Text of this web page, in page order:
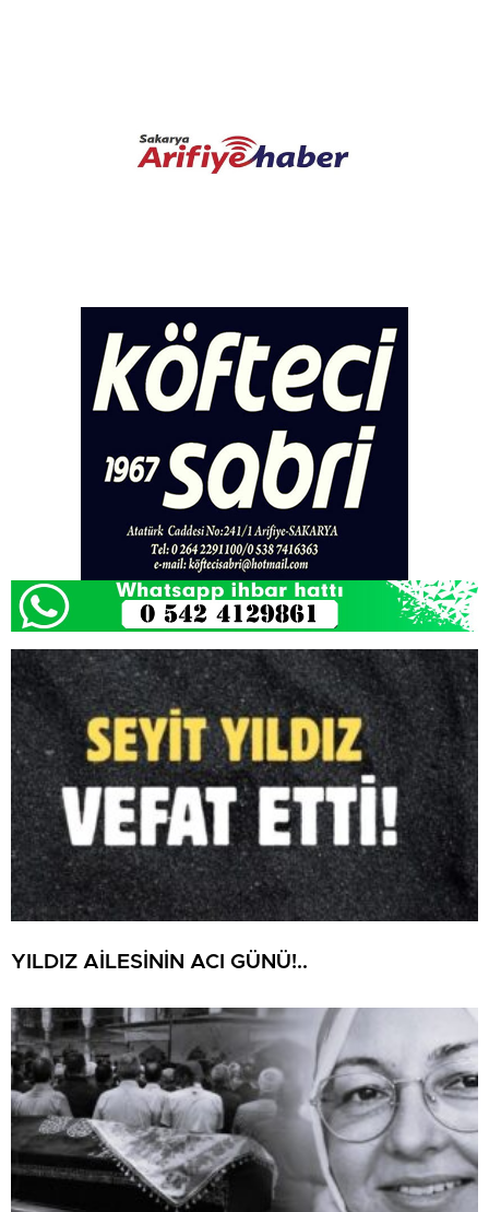
YILDIZ AİLESİNİN ACI GÜNÜ!..